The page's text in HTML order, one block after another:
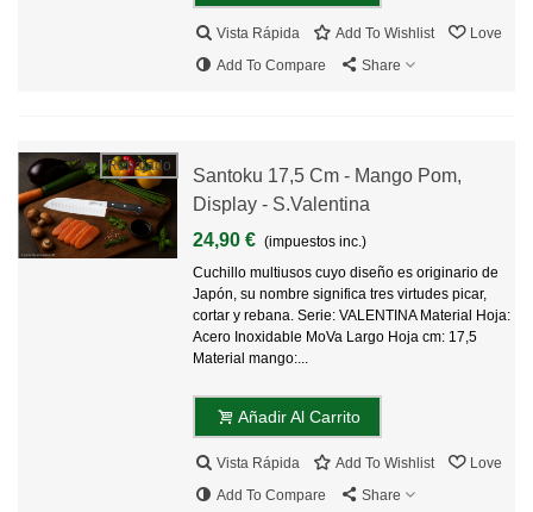
Vista Rápida Add To Wishlist
Love
Add To Compare
Share
Rebajado
Santoku 17,5 Cm - Mango Pom,
Display - S.Valentina
24,90 € (impuestos inc.)
Cuchillo multiusos cuyo diseño es originario de
Japón, su nombre significa tres virtudes picar,
cortar y rebana. Serie: VALENTINA Material Hoja:
Acero Inoxidable MoVa Largo Hoja cm: 17,5
Material mango:...
Añadir Al Carrito
Vista Rápida Add To Wishlist
Love
Add To Compare
Share